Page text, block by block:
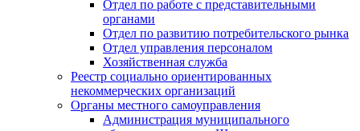
Отдел по работе с представительными
органами
Отдел по развитию потребительского рынка
Отдел управления персоналом
Хозяйственная служба
Реестр социально ориентированных
некоммерческих организаций
Органы местного самоуправления
Администрация муниципального